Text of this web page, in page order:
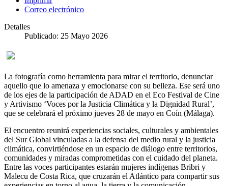
Correo electrónico
Detalles
Publicado: 25 Mayo 2026
La fotografía como herramienta para mirar el territorio, denunciar
aquello que lo amenaza y emocionarse con su belleza. Ese será uno
de los ejes de la participación de ADAD en el Eco Festival de Cine
y Artivismo ‘Voces por la Justicia Climática y la Dignidad Rural’,
que se celebrará el próximo jueves 28 de mayo en Coín (Málaga).
El encuentro reunirá experiencias sociales, culturales y ambientales
del Sur Global vinculadas a la defensa del medio rural y la justicia
climática, convirtiéndose en un espacio de diálogo entre territorios,
comunidades y miradas comprometidas con el cuidado del planeta.
Entre las voces participantes estarán mujeres indígenas Bribri y
Malecu de Costa Rica, que cruzarán el Atlántico para compartir sus